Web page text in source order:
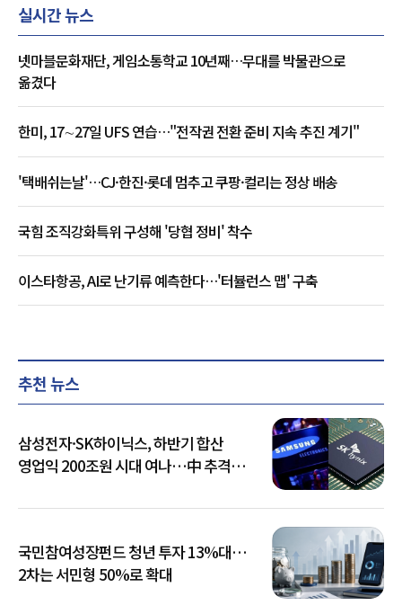
실시간 뉴스
넷마블문화재단, 게임소통학교 10년째…무대를 박물관으로
옮겼다
한미, 17∼27일 UFS 연습…"전작권 전환 준비 지속 추진 계기"
'택배쉬는날'…CJ·한진·롯데 멈추고 쿠팡·컬리는 정상 배송
국힘 조직강화특위 구성해 '당협 정비' 착수
이스타항공, AI로 난기류 예측한다…'터뷸런스 맵' 구축
추천 뉴스
삼성전자·SK하이닉스, 하반기 합산
영업익 200조원 시대 여나…中 추격은
국민참여성장펀드 청년 투자 13%대…
2차는 서민형 50%로 확대